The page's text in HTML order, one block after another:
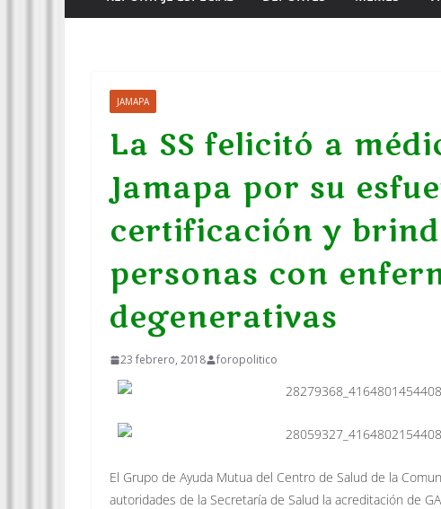
JAMAPA
La SS felicitó a
Jamapa por su
certificación y
personas con
degenerativas
23 febrero, 2018 foropolitico
El Grupo de Ayuda Mutua del Centro de Salud de la
autoridades de la Secretaría de Salud la acreditación de